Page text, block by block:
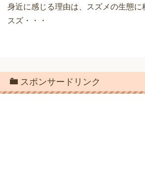
身近に感じる理由は、スズメの生態に
スズ・・・
スポンサードリンク